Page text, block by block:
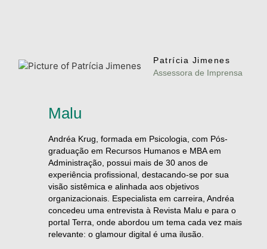
Patrícia Jimenes
Assessora de Imprensa
Malu
Andréa Krug, formada em Psicologia, com Pós-
graduação em Recursos Humanos e MBA em
Administração, possui mais de 30 anos de
experiência profissional, destacando-se por sua
visão sistêmica e alinhada aos objetivos
organizacionais. Especialista em carreira, Andréa
concedeu uma entrevista à Revista Malu e para o
portal Terra, onde abordou um tema cada vez mais
relevante: o glamour digital é uma ilusão.